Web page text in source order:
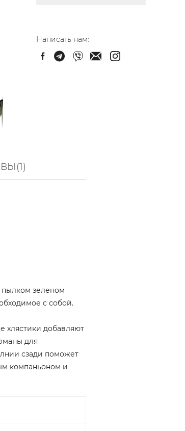
Написать нам:
пылком зеленом
с собой.
хлястики добавляют
для
сзади поможет
компаньоном и